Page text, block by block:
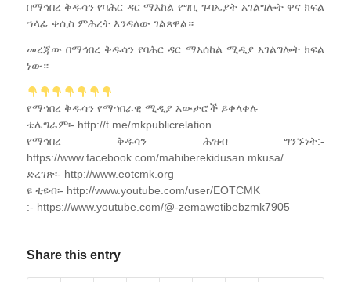
በማኅበረ ቅዱሳን የባሕር ዳር ማእከል የግቢ ጉባኤያት አገልግሎት ዋና ክፍል
ኀላፊ ቀሲስ ምሕረት እንዳለው ገልጸዋል።
መረጃው በማኅበረ ቅዱሳን የባሕር ዳር ማአሰከል ሚዲያ አገልግሎት ክፍል
ነው።
የማኅበረ ቅዱሳን የማኅበራዊ ሚዲያ አውታሮች ይቀላቀሉ
ቴሌግራም፡- http://t.me/mkpublicrelation
የማኅበረ ቅዱሳን ሕዝብ ግንኙነት:-
https://www.facebook.com/mahiberekidusan.mkusa/
ድረገጽ፡- http://www.eotcmk.org
ዩ ቲዩብ፡- http://www.youtube.com/user/EOTCMK
:- https://www.youtube.com/@-zemawetibebzmk7905
Share this entry